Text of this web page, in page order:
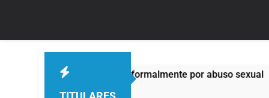
formalmente por abuso sexual La CGT